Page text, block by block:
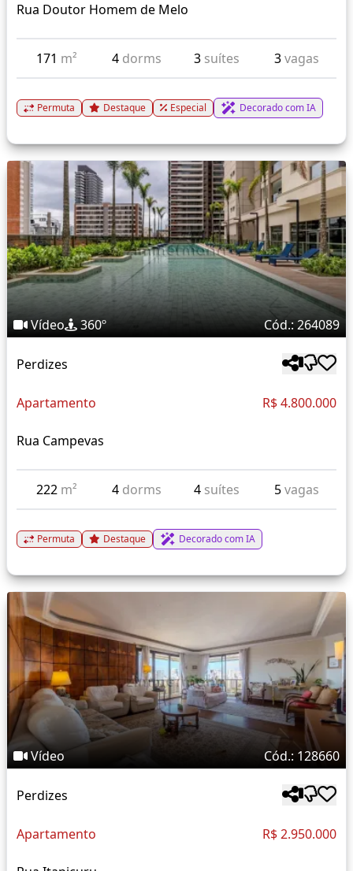
Rua Doutor Homem de Melo
171 m² 4 dorms 3 suítes 3vagas
Permuta Destaque Especial Decorado com IA
Vídeo 360º Cód.: 264089
Perdizes
Apartamento R$ 4.800.000
Rua Campevas
222 m² 4 dorms 4 suítes 5vagas
Permuta Destaque Decorado com IA
Vídeo Cód.: 128660
Perdizes
Apartamento R$ 2.950.000